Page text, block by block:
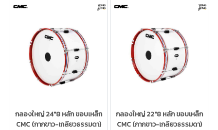
กลองใหญ่ 24"8 หลัก ขอบเหล็ก
CMC (กากขาว-เกลียวธรรมดา)
กลองใหญ่ 22"8 หลัก ขอบเหล็ก
CMC (กากขาว-เกลียวธรรมดา)